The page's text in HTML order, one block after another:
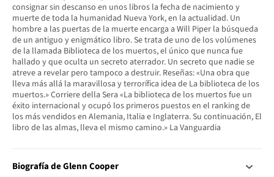
consignar sin descanso en unos libros la fecha de nacimiento y
muerte de toda la humanidad Nueva York, en la actualidad. Un
hombre a las puertas de la muerte encarga a Will Piper la búsqueda
de un antiguo y enigmático libro. Se trata de uno de los volúmenes
de la llamada Biblioteca de los muertos, el único que nunca fue
hallado y que oculta un secreto aterrador. Un secreto que nadie se
atreve a revelar pero tampoco a destruir. Reseñas: «Una obra que
lleva más allá la maravillosa y terrorífica idea de La biblioteca de los
muertos.» Corriere della Sera «La biblioteca de los muertos fue un
éxito internacional y ocupó los primeros puestos en el ranking de
los más vendidos en Alemania, Italia e Inglaterra. Su continuación, El
libro de las almas, lleva el mismo camino.» La Vanguardia
Biografía de Glenn Cooper